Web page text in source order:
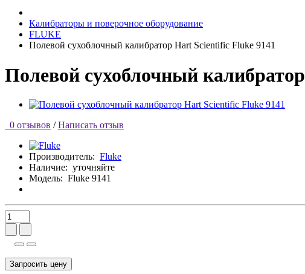
Калибраторы и поверочное оборудование
FLUKE
Полевой сухоблочный калибратор Hart Scientific Fluke 9141
Полевой сухоблочный
0 отзывов / Написать отзыв
Производитель: Fluke
Наличие: уточняйте
Модель: Fluke 9141
Запросить цену